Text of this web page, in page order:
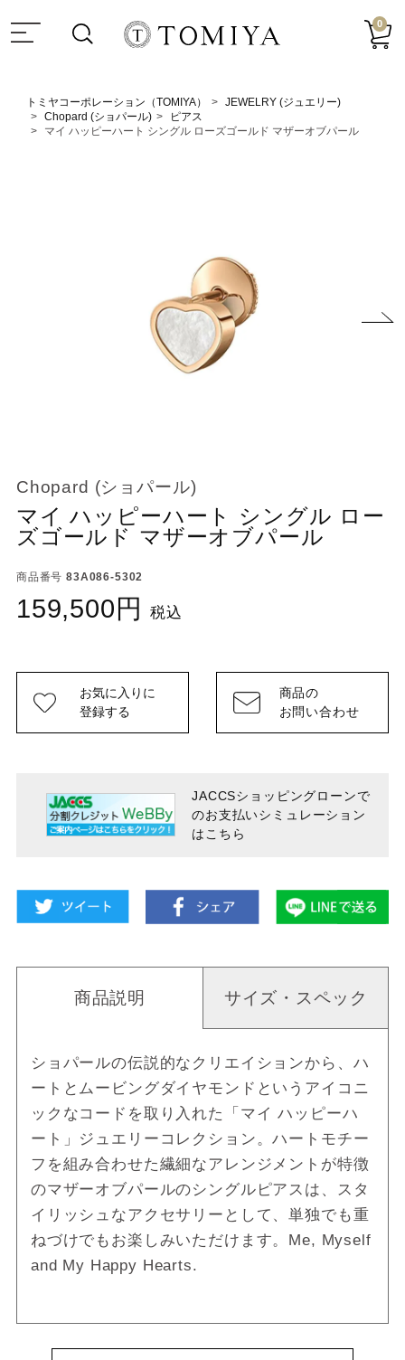
0
トミヤコーポレーション（TOMIYA）
JEWELRY (ジュエリー)
Chopard (ショパール)
ピアス
マイ ハッピーハート シングル ローズゴールド マザーオブパール
Chopard (ショパール)
マイ ハッピーハート シングル ロー
ズゴールド マザーオブパール
商品番号 83A086-5302
159,500 税込
お気に入りに
登録する
商品の
お問い合わせ
JACCSショッピングローンで
のお支払いシミュレーション
はこちら
商品説明 サイズ・スペック
ショパールの伝説的なクリエイションから、ハ
ートとムービングダイヤモンドというアイコニ
ックなコードを取り入れた「マイ ハッピーハ
ート」ジュエリーコレクション。ハートモチー
フを組み合わせた繊細なアレンジメントが特徴
のマザーオブパールのシングルピアスは、スタ
イリッシュなアクセサリーとして、単独でも重
ねづけでもお楽しみいただけます。Me, Myself
and My Happy Hearts.